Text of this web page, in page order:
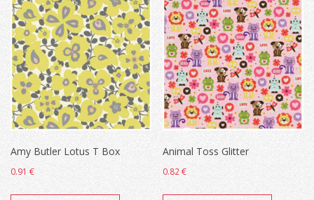
Amy Butler Lotus T Box
0.91 €
Animal Toss Glitter
0.82€